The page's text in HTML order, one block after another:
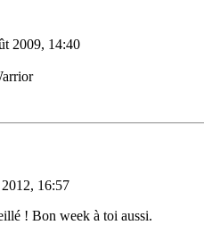
2009, 14:40
16:57
! Bon week à toi aussi.